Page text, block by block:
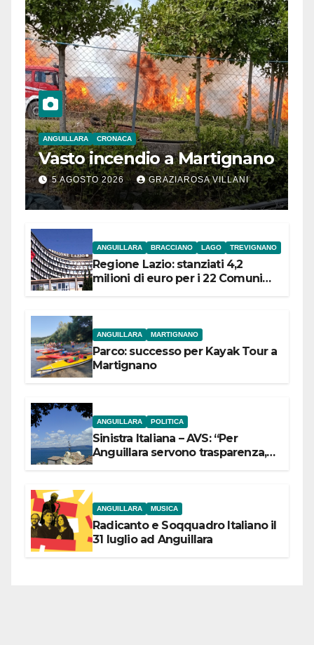
ANGUILLARA CRONACA
Vasto incendio a Martignano
5 AGOSTO 2026 GRAZIAROSA VILLANI
ANGUILLARA BRACCIANO LAGO TREVIGNANO
Regione Lazio: stanziati 4,2
milioni di euro per i 22 Comuni
ANGUILLARA MARTIGNANO
Parco: successo per Kayak Tour a
Martignano
ANGUILLARA POLITICA
Sinistra Italiana – AVS: “Per
Anguillara servono trasparenza,
ANGUILLARA MUSICA
Radicanto e Soqquadro Italiano il
31 luglio ad Anguillara